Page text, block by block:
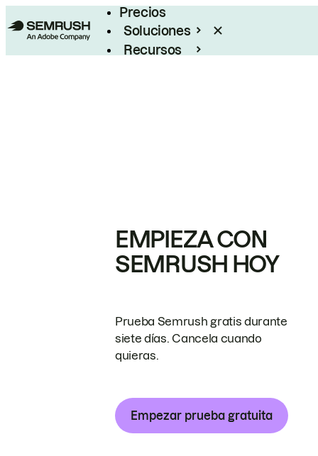
Precios
Soluciones
Recursos
EMPIEZA CON
SEMRUSH HOY
Prueba Semrush gratis durante
siete días. Cancela cuando
quieras.
Empezar prueba gratuita